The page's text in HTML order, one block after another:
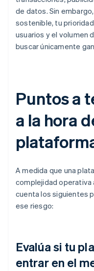
de datos. Sin
sostenible, tu
usuarios y el volumen
buscar únicamente
Puntos a
a la hora
A medida que una
complejidad operativa
cuenta los siguientes
ese riesgo:
Evalúa si tu
entrar en el